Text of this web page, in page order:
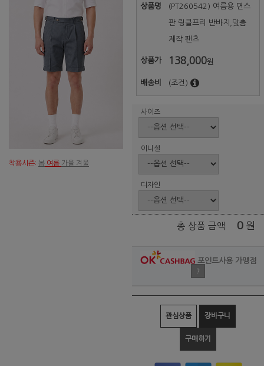
착용시즌: 봄 여름 가을 겨울
상품명 (PT260542) 여름용 면스
판 링클프리 반바지,맞춤
제작 팬츠
상품가 138,000원
배송비 (조건)
사이즈
이니셜
디자인
총 상품 금액 0 원
포인트사용 가맹점
?
관심상품 장바구니
구매하기